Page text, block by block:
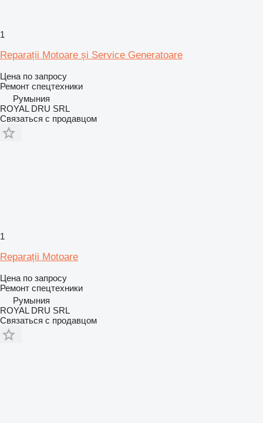
1
Reparații Motoare și Service Generatoare
Цена по запросу
Ремонт спецтехники
Румыния
ROYAL DRU SRL
Связаться с продавцом
1
Reparații Motoare
Цена по запросу
Ремонт спецтехники
Румыния
ROYAL DRU SRL
Связаться с продавцом